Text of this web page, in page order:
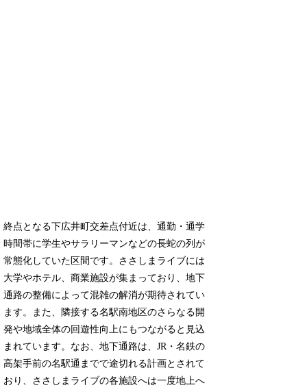
終点となる下広井町交差点付近は、通勤・通学
時間帯に学生やサラリーマンなどの長蛇の列が
常態化していた区間です。ささしまライブには
大学やホテル、商業施設が集まっており、地下
通路の整備によって混雑の解消が期待されてい
ます。また、隣接する名駅南地区のさらなる開
発や地域全体の回遊性向上にもつながると見込
まれています。なお、地下通路は、JR・名鉄の
高架手前の名駅通までで途切れる計画とされて
おり、ささしまライブの各施設へは一度地上へ